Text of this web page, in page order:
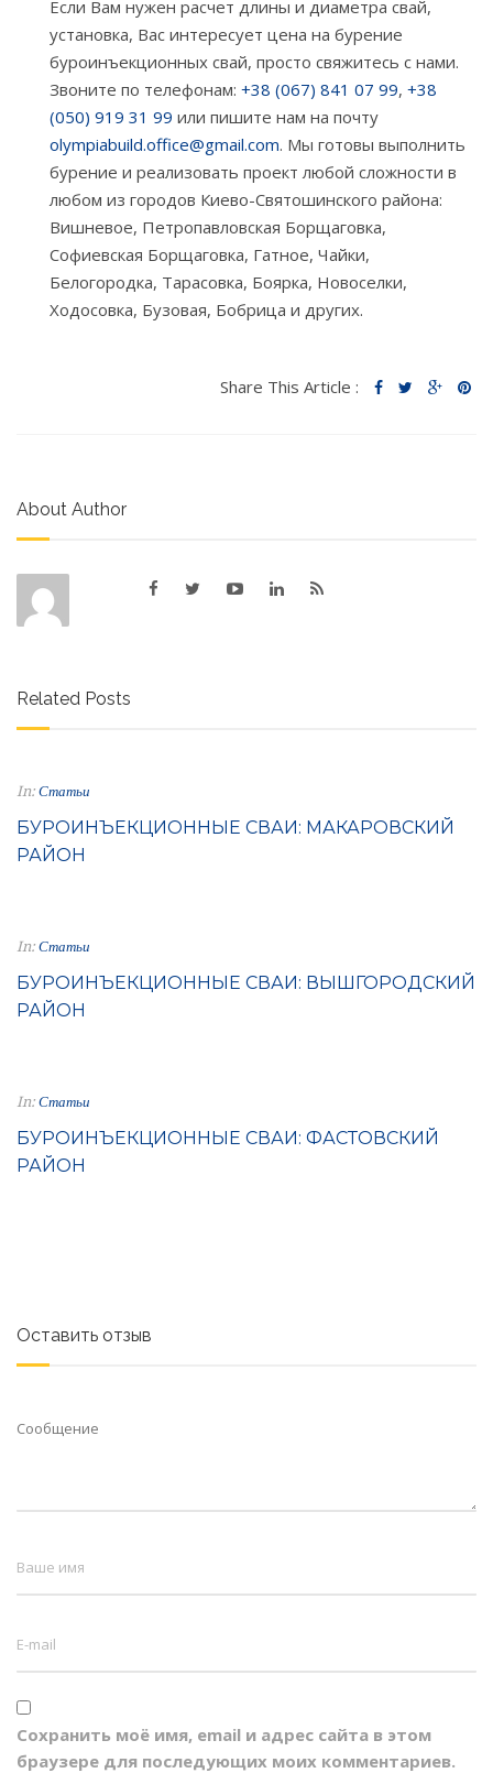
Если Вам нужен расчет длины и диаметра свай,
установка, Вас интересует цена на бурение
буроинъекционных свай, просто свяжитесь с нами.
Звоните по телефонам: +38 (067) 841 07 99, +38
(050) 919 31 99 или пишите нам на почту
olympiabuild.office@gmail.com. Мы готовы выполнить
бурение и реализовать проект любой сложности в
любом из городов Киево-Святошинского района:
Вишневое, Петропавловская Борщаговка,
Софиевская Борщаговка, Гатное, Чайки,
Белогородка, Тарасовка, Боярка, Новоселки,
Ходосовка, Бузовая, Бобрица и других.
Share This Article :
About Author
Related Posts
In: Статьи
БУРОИНЪЕКЦИОННЫЕ СВАИ: МАКАРОВСКИЙ
РАЙОН
In: Статьи
БУРОИНЪЕКЦИОННЫЕ СВАИ: ВЫШГОРОДСКИЙ
РАЙОН
In: Статьи
БУРОИНЪЕКЦИОННЫЕ СВАИ: ФАСТОВСКИЙ
РАЙОН
Оставить отзыв
Сохранить моё имя, email и адрес сайта в этом
браузере для последующих моих комментариев.